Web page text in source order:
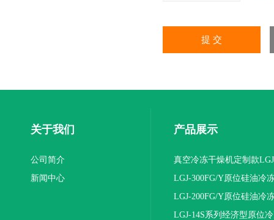
关于我们
公司简介
新闻中心
产品展示
真空冷冻干燥机定制款
16NS/C标准版
LGJ-300FG/Y原位硅油冷
机(压盖型)
LGJ-200FG/Y原位硅油冷
机(压盖型)
LGJ-14S系列经济型原位